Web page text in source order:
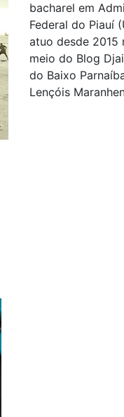
bacharel em
Federal do Piauí
atuo desde 2015
meio do Blog
do Baixo
Lençóis